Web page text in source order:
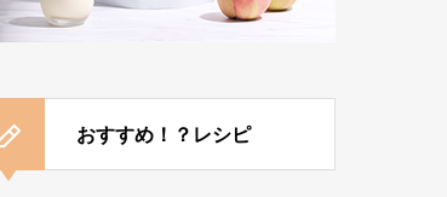
おすすめ！？レシピ